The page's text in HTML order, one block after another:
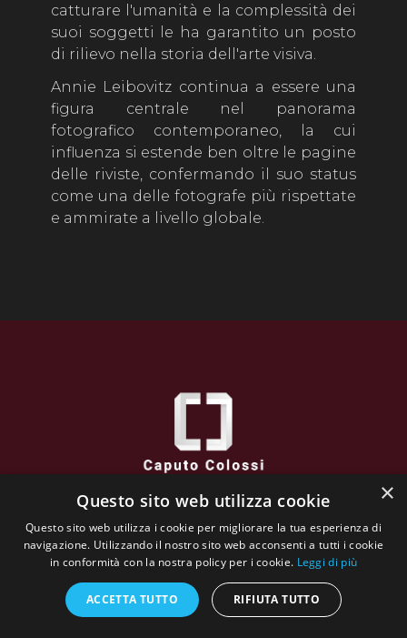
catturare l'umanità e la complessità dei
suoi soggetti le ha garantito un posto
di rilievo nella storia dell'arte visiva.
Annie Leibovitz continua a essere una
figura centrale nel panorama
fotografico contemporaneo, la cui
influenza si estende ben oltre le pagine
delle riviste, confermando il suo status
come una delle fotografe più rispettate
e ammirate a livello globale.
via XXVI Aprile, 38 - 25032 CHIARI (BS) - Italy
VAT N : 02662130984
Tutti contenuti sono protetti da copyright. e sono di
proprietà di Galleria L'incontro
×
Questo sito web utilizza cookie
Questo sito web utilizza i cookie per migliorare la tua esperienza di
navigazione. Utilizzando il nostro sito web acconsenti a tutti i cookie
in conformità con la nostra policy per i cookie. Leggi di più
ACCETTA TUTTO RIFIUTA TUTTO